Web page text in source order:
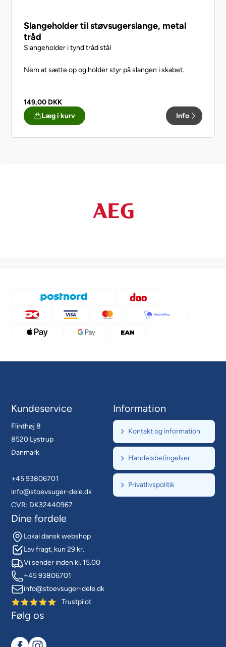
Slangeholder til støvsugerslange, metal
tråd
Slangeholder i tynd tråd stål
Nem at sætte op og holder styr på slangen i skabet.
149,00 DKK
Læg i kurv
Info
Kundeservice
Flinthøj 8
8520 Lystrup
Danmark
+45 93806701
info@stoevsuger-dele.dk
CVR: DK32440967
Information
Kontakt og information
Handelsbetingelser
Privatlivspolitik
Dine fordele
Lokal dansk webshop
Lav fragt, kun 29 kr.
Vi sender inden kl. 15.00
+45 93806701
info@stoevsuger-dele.dk
Trustpilot
Følg os